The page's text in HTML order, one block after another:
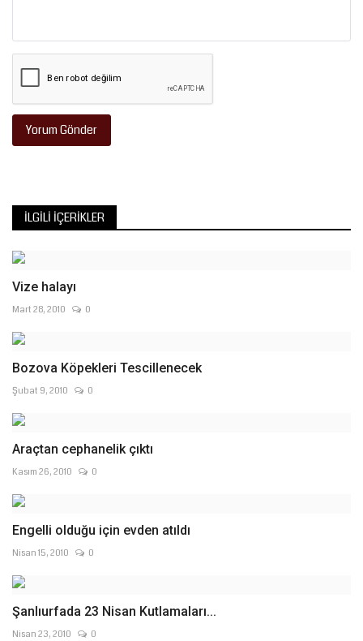
Yorum Gönder
İLGILI İÇERIKLER
Vize halayı
Mart 28, 2010 0
Bozova Köpekleri Tescillenecek
Şubat 9, 2010 0
Araçtan cephanelik çıktı
Kasım 26, 2010 0
Engelli olduğu için evden atıldı
Nisan 15, 2010 0
Şanlıurfada 23 Nisan Kutlamaları...
Nisan 23, 2010 0